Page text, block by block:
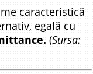
caracteristică
egală cu
(Sursa: